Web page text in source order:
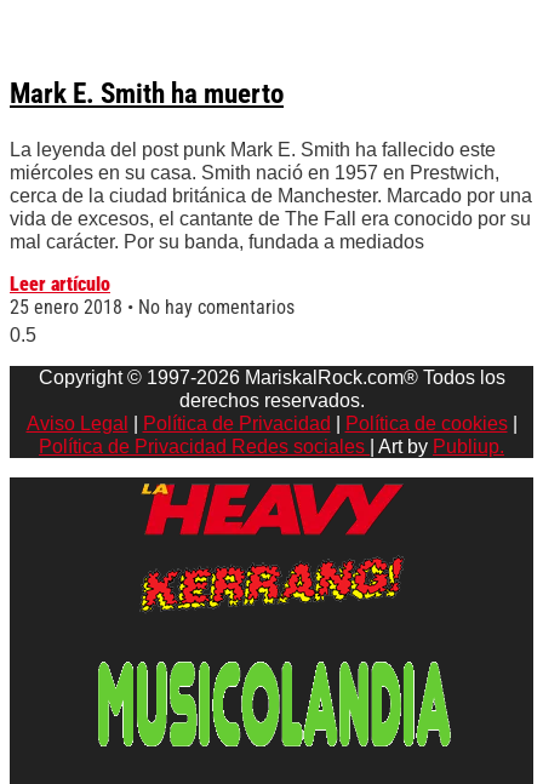
Mark E. Smith ha muerto
La leyenda del post punk Mark E. Smith ha fallecido este
miércoles en su casa. Smith nació en 1957 en Prestwich,
cerca de la ciudad británica de Manchester. Marcado por una
vida de excesos, el cantante de The Fall era conocido por su
mal carácter. Por su banda, fundada a mediados
Leer artículo
25 enero 2018
No hay comentarios
Copyright © 1997-2026 MariskalRock.com® Todos los
derechos reservados.
Aviso Legal
Política de Privacidad Política de cookies|
Política de Privacidad Redes sociales
| Art by Publiup.